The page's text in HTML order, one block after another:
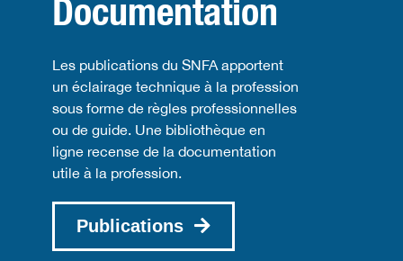
Documentation
Les publications du SNFA apportent
un éclairage technique à la profession
sous forme de règles professionnelles
ou de guide. Une bibliothèque en
ligne recense de la documentation
utile à la profession.
Publications